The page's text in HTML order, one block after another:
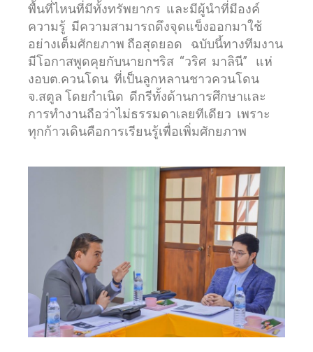
พื้นที่ไหนที่มีทั้งทรัพยากร และมีผู้นำที่มีองค์
ความรู้ มีความสามารถดึงจุดแข็งออกมาใช้
อย่างเต็มศักยภาพ ถือสุดยอด ฉบับนี้ทางทีมงาน
มีโอกาสพูดคุยกับนายกฯริส “วริศ มาลินี” แห่
งอบต.ควนโดน ที่เป็นลูกหลานชาวควนโดน
จ.สตูล โดยกำเนิด ดีกรีทั้งด้านการศึกษาและ
การทำงานถือว่าไม่ธรรมดาเลยทีเดียว เพราะ
ทุกก้าวเดินคือการเรียนรู้เพื่อเพิ่มศักยภาพ